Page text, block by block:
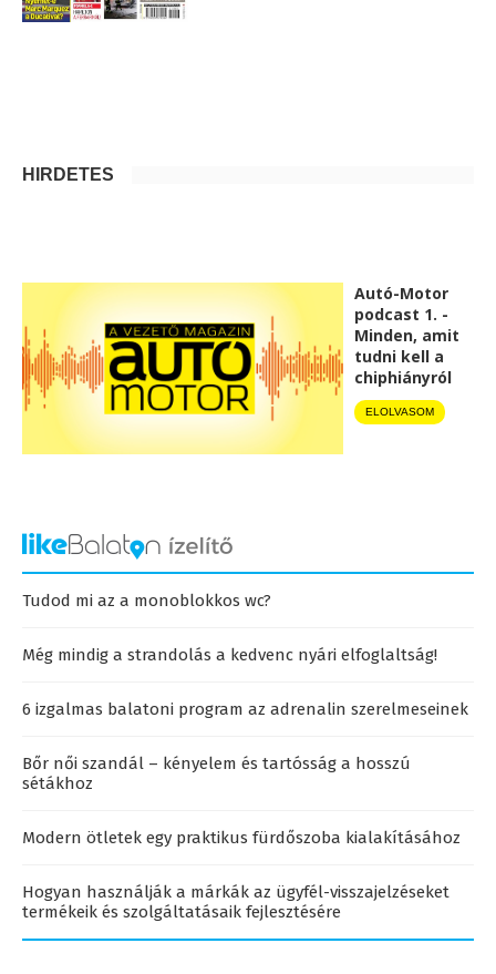
HIRDETÉS
Autó-Motor
podcast 1. -
Minden, amit
tudni kell a
chiphiányról
ELOLVASOM
Tudod mi az a monoblokkos wc?
Még mindig a strandolás a kedvenc nyári elfoglaltság!
6 izgalmas balatoni program az adrenalin szerelmeseinek
Bőr női szandál – kényelem és tartósság a hosszú
sétákhoz
Modern ötletek egy praktikus fürdőszoba kialakításához
Hogyan használják a márkák az ügyfél-visszajelzéseket
termékeik és szolgáltatásaik fejlesztésére